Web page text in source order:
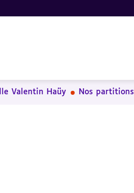
Valentin Haüy Nos partitions